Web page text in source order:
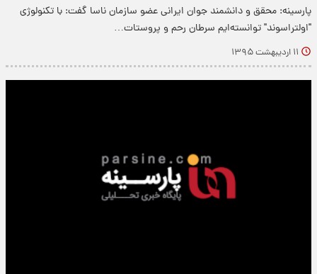
پارسینه: محقق و دانشمند جوان ایرانی عضو سازمان ناسا گفت: با تکنولوژی
"اولتراسوند" توانسته‌ایم سرطان رحم و پروستات…
۱۱ اردیبهشت ۱۳۹۵